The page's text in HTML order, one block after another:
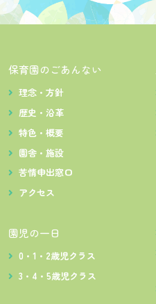
保育園のごあんない
理念・方針
歴史・沿革
特色・概要
園舎・施設
苦情申出窓口
アクセス
園児の一日
0・1・2歳児クラス
3・4・5歳児クラス